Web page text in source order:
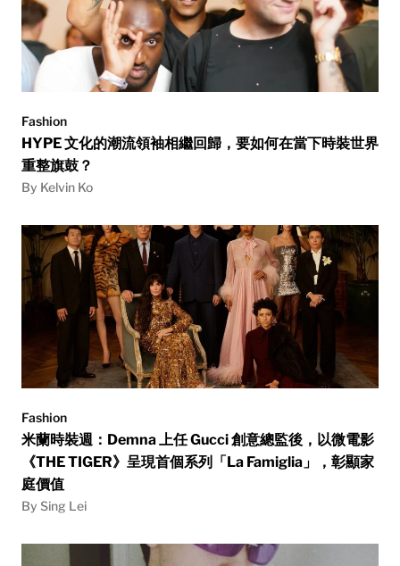
Fashion
HYPE 文化的潮流領袖相繼回歸，要如何在當下時裝世界
重整旗鼓？
By Kelvin Ko
Fashion
米蘭時裝週：Demna 上任 Gucci 創意總監後，以微電影
《THE TIGER》呈現首個系列「La Famiglia」，彰顯家
庭價值
By Sing Lei